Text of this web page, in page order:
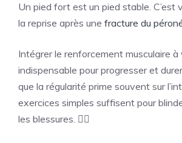
Un pied fort est un pied stable. C’est
la reprise après une fracture du
Intégrer le renforcement musculaire
indispensable pour progresser et
que la régularité prime souvent sur
exercices simples suffisent pour
les blessures. 🏃‍♂️